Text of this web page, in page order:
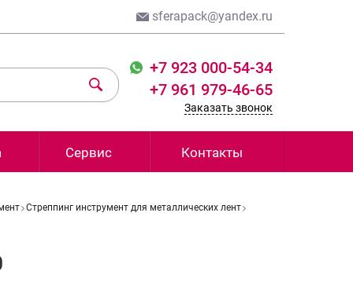
sferapack@yandex.ru
+7 923 000-54-34
+7 961 979-46-65
Заказать звонок
Сервис Контакты
Стреппинг инструмент для металлических лент